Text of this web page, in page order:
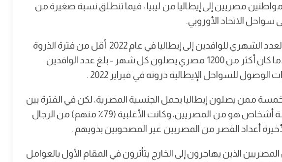
مصريين إلى إيطاليا من ليبيا ، فيما تنطلق نسبة صغيرة من
سواحل الاتحاد الأوروبي.
ويشير التقرير إلى أنه في حين كان العدد الشهري للوافدين إلى إيطاليا في عام 2022 أقل من فترة الذروة
بين أغسطس ونوفمبر 2021 - عندما كان أكثر من 1200 مصري يصلون كل شهر - بلغ عدد الوافدين
للسواحل الإيطالية ذروته في فبراير 2022 .
ممن يصلون إيطاليا يحمل الجنسية المصرية، لكن في الفترة بين
يناير وأبريل كان ثلاثة من كل خمسة أشخاص هو من المصريين، وكانت الأغلبية (79٪ منهم) من الرجال
أعداد القصر من المصريين غير المصحوبين بذويهم .
الذين يهاجرون إلى الخارج يتأثرون في المقام الأول بالعوامل